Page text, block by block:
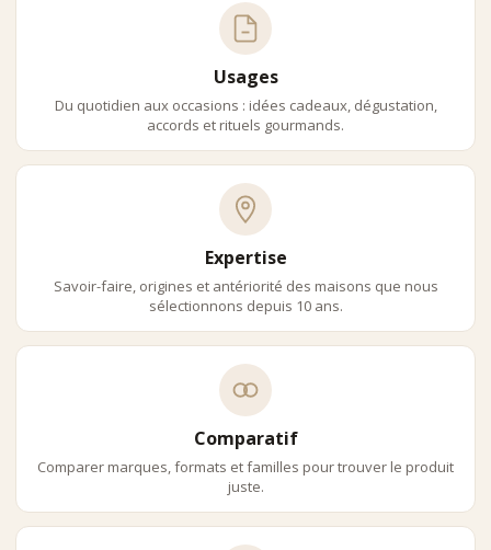
Usages
Du quotidien aux occasions : idées cadeaux, dégustation,
accords et rituels gourmands.
Expertise
Savoir-faire, origines et antériorité des maisons que nous
sélectionnons depuis 10 ans.
Comparatif
Comparer marques, formats et familles pour trouver le produit
juste.